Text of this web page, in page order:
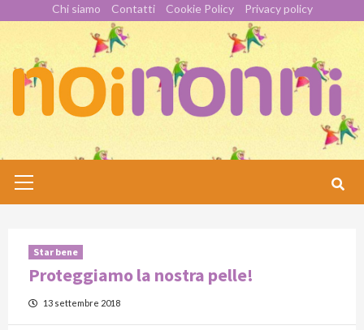
content
Chi siamo Contatti Cookie Policy Privacy policy
Menu
Star bene
Proteggiamo la nostra pelle!
13 settembre 2018